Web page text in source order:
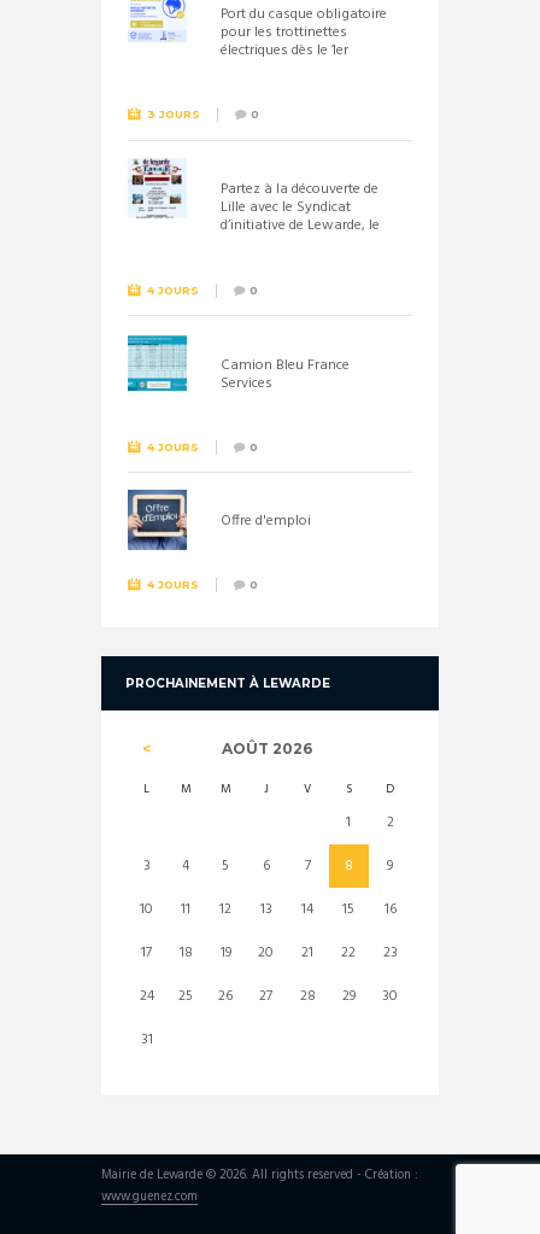
Port du casque obligatoire
pour les trottinettes
électriques dès le 1er
3 JOURS 0
Partez à la découverte de
Lille avec le Syndicat
d’initiative de Lewarde, le
4 JOURS 0
Camion Bleu France
Services
4 JOURS 0
Offre d'emploi
4 JOURS 0
PROCHAINEMENT À LEWARDE
AOÛT 2026
L M M J V S D
1
2
3
4 5 6 7 8
9
10
11 12 13 14 15
16
17
18 19 20 21 22
23
24
25 26 27 28 29
30
31
Mairie de Lewarde © 2026. All rights reserved - Création :
www.guenez.com